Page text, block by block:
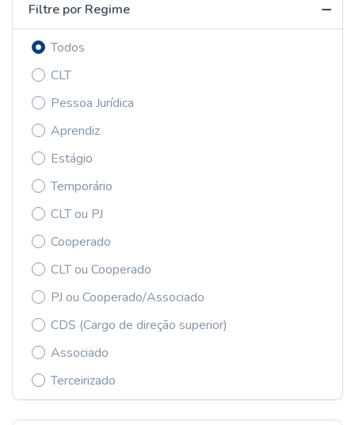
Filtre por Regime
Todos
CLT
Pessoa Jurídica
Aprendiz
Estágio
Temporário
CLT ou PJ
Cooperado
CLT ou Cooperado
PJ ou Cooperado/Associado
CDS (Cargo de direção superior)
Associado
Terceirizado